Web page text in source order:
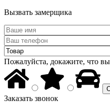
Вызвать замерщика
Пожалуйста, докажите, что
Заказать звонок